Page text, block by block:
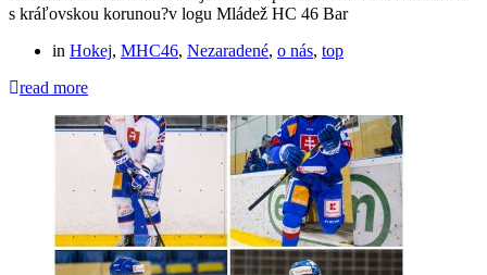
s kráľovskou korunou?v logu Mládež HC 46 Bar
in Hokej, MHC46, Nezaradené, o nás, top
read more